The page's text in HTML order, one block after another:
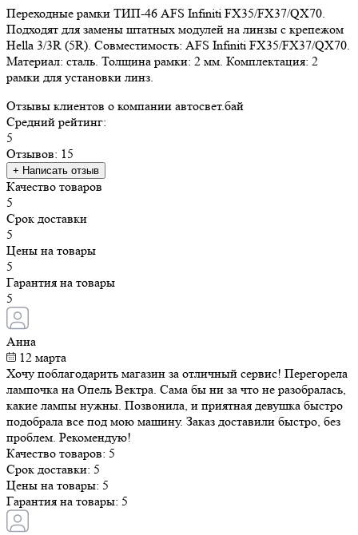
Переходные рамки ТИП-46 AFS Infiniti FX35/FX37/QX70.
Подходят для замены штатных модулей на линзы с крепежом
Hella 3/3R (5R). Совместимость: AFS Infiniti FX35/FX37/QX70.
Материал: сталь. Толщина рамки: 2 мм. Комплектация: 2
рамки для установки линз.
Отзывы клиентов о компании автосвет.бай
Средний рейтинг:
5
Отзывов: 15
+ Написать отзыв
Качество товаров
5
Срок доставки
5
Цены на товары
5
Гарантия на товары
5
Анна
12 марта
Хочу поблагодарить магазин за отличный сервис! Перегорела
лампочка на Опель Вектра. Сама бы ни за что не разобралась,
какие лампы нужны. Позвонила, и приятная девушка быстро
подобрала все под мою машину. Заказ доставили быстро, без
проблем. Рекомендую!
Качество товаров: 5
Срок доставки: 5
Цены на товары: 5
Гарантия на товары: 5